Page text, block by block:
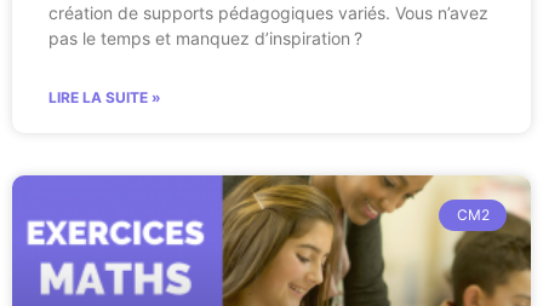
création de supports pédagogiques variés. Vous n’avez
pas le temps et manquez d’inspiration ?
LIRE LA SUITE »
CM2